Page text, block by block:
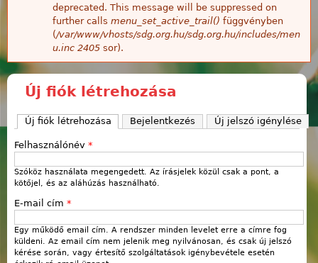
deprecated. This message will be suppressed on
further calls menu_set_active_trail() függvényben
(/var/www/vhosts/sdg.org.hu/sdg.org.hu/includes/men
u.inc 2405 sor).
Új fiók létrehozása
Új fiók létrehozása (aktív fül)
Bejelentkezés Új jelszó igénylése
Felhasználónév *
Szóköz használata megengedett. Az írásjelek közül csak a pont, a
kötőjel, és az aláhúzás használható.
E-mail cím *
Egy működő email cím. A rendszer minden levelet erre a címre fog
küldeni. Az email cím nem jelenik meg nyilvánosan, és csak új jelszó
kérése során, vagy értesítő szolgáltatások igénybevétele esetén